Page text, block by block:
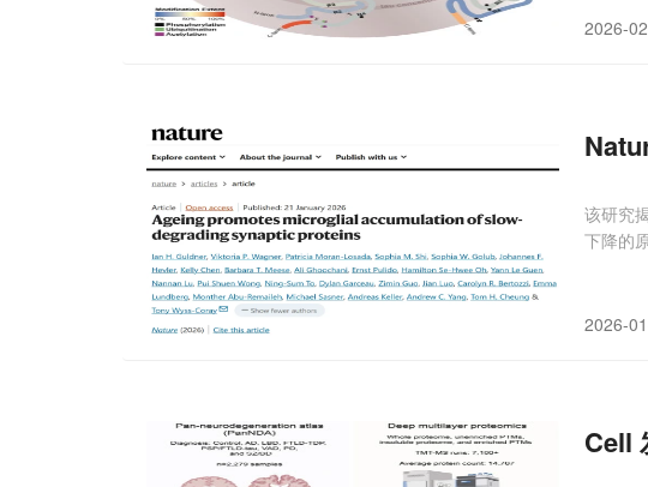
2026-
该研究
下降的
2026-
Cell